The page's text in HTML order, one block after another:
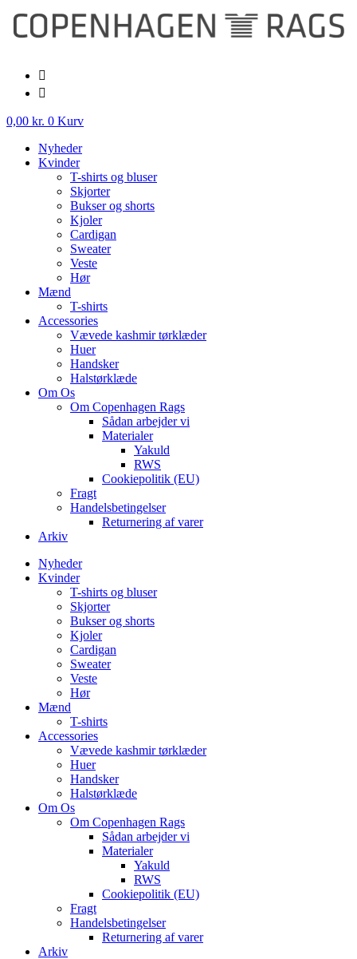
Videre
indhold
0,00 kr. 0 Kurv
Nyheder
Kvinder
T-shirts og bluser
Skjorter
Bukser og shorts
Kjoler
Cardigan
Sweater
Veste
Hør
Mænd
T-shirts
Accessories
Vævede kashmir tørklæder
Huer
Handsker
Halstørklæde
Om Os
Om Copenhagen Rags
Sådan arbejder vi
Materialer
Yakuld
RWS
Cookiepolitik (EU)
Fragt
Handelsbetingelser
Returnering af varer
Arkiv
Nyheder
Kvinder
T-shirts og bluser
Skjorter
Bukser og shorts
Kjoler
Cardigan
Sweater
Veste
Hør
Mænd
T-shirts
Accessories
Vævede kashmir tørklæder
Huer
Handsker
Halstørklæde
Om Os
Om Copenhagen Rags
Sådan arbejder vi
Materialer
Yakuld
RWS
Cookiepolitik (EU)
Fragt
Handelsbetingelser
Returnering af varer
Arkiv